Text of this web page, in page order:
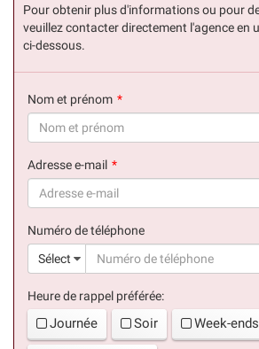
Pour obtenir plus d'informations ou pour
veuillez contacter directement l'agence en
ci-dessous.
Nom et prénom
Adresse e-mail
Numéro de téléphone
Sélect
Heure de rappel préférée:
Journée Soir Week-ends